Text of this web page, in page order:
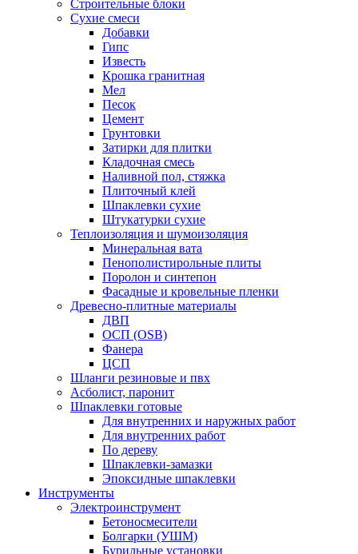
Строительные блоки
Сухие смеси
Добавки
Гипс
Известь
Крошка гранитная
Мел
Песок
Цемент
Грунтовки
Затирки для плитки
Кладочная смесь
Наливной пол, стяжка
Плиточный клей
Шпаклевки сухие
Штукатурки сухие
Теплоизоляция и шумоизоляция
Минеральная вата
Пенополистирольные плиты
Поролон и синтепон
Фасадные и кровельные пленки
Древесно-плитные материалы
ДВП
ОСП (OSB)
Фанера
ЦСП
Шланги резиновые и пвх
Асболист, паронит
Шпаклевки готовые
Для внутренних и наружных работ
Для внутренних работ
По дереву
Шпаклевки-замазки
Эпоксидные шпаклевки
Инструменты
Электроинструмент
Бетоносмесители
Болгарки (УШМ)
Бурильные установки